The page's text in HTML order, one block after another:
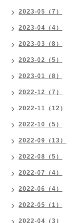
2023-05（7）
2023-04（4）
2023-03（8）
2023-02（5）
2023-01（8）
2022-12（7）
2022-11（12）
2022-10（5）
2022-09（13）
2022-08（5）
2022-07（4）
2022-06（4）
2022-05（1）
2022-04（3）